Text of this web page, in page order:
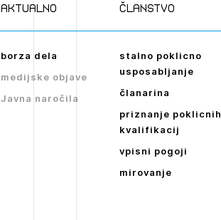
aktualno
borza dela
medijske objave
Javna naročila
članstvo
stalno poklicno
usposabljanje
članarina
priznanje poklicnih
kvalifikacij
vpisni pogoji
mirovanje